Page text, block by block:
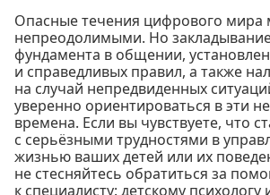
Опасные течения цифрового мира
непреодолимыми. Но
фундамента в общении,
и справедливых правил, а также
на случай непредвиденных
уверенно ориентироваться в эти
времена. Если вы чувствуете, что
с серьёзными трудностями в
жизнью ваших детей или их
не стесняйтесь обратиться за
к специалисту: детскому психологу